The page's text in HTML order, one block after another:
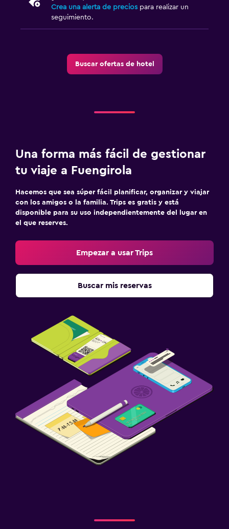
Crea una alerta de precios para realizar un
seguimiento.
Buscar ofertas de hotel
Una forma más fácil de gestionar
tu viaje a Fuengirola
Hacemos que sea súper fácil planificar, organizar y viajar
con los amigos o la familia. Trips es gratis y está
disponible para su uso independientemente del lugar en
el que reserves.
Empezar a usar Trips
Buscar mis reservas